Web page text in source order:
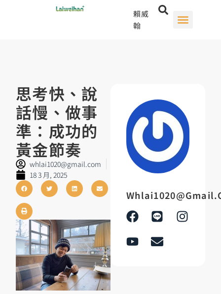
賴威
翰
思考快、說
話慢、做事
準：成功的
黃金節奏
whlai1020@gmail.com
18 3 月, 2025